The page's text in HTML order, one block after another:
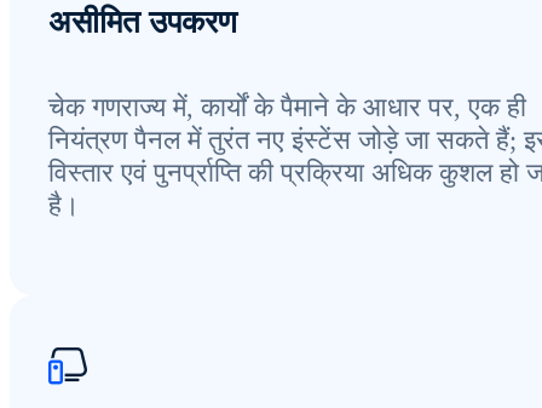
असीमित उपकरण
चेक गणराज्य में, कार्यों के पैमाने के आधार पर, एक ही
नियंत्रण पैनल में तुरंत नए इंस्टेंस जोड़े जा सकते हैं;
विस्तार एवं पुनर्प्राप्ति की प्रक्रिया अधिक कुशल हो
है।